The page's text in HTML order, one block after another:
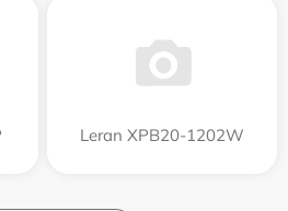
Leran XPB20-1202W